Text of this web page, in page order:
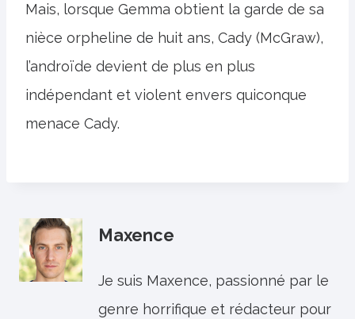
Mais, lorsque Gemma obtient la garde de sa
nièce orpheline de huit ans, Cady (McGraw),
l’androïde devient de plus en plus
indépendant et violent envers quiconque
menace Cady.
Maxence
Je suis Maxence, passionné par le
genre horrifique et rédacteur pour